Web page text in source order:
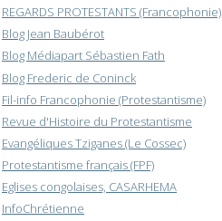
REGARDS PROTESTANTS (Francophonie)
Blog Jean Baubérot
Blog Médiapart Sébastien Fath
Blog Frederic de Coninck
Fil-info Francophonie (Protestantisme)
Revue d'Histoire du Protestantisme
Evangéliques Tziganes (Le Cossec)
Protestantisme français (FPF)
Eglises congolaises, CASARHEMA
InfoChrétienne